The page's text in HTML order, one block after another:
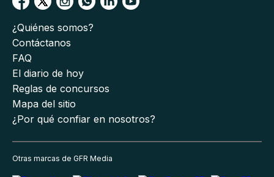
¿Quiénes somos?
Contáctanos
FAQ
El diario de hoy
Reglas de concursos
Mapa del sitio
¿Por qué confiar en nosotros?
Otras marcas de GFR Media